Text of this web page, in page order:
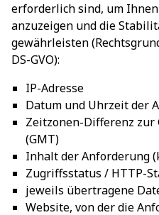
erforderlich sind, um
anzuzeigen und die
gewährleisten
DS-GVO):
IP-Adresse
Datum und Uhrzeit der
Zeitzonen-Differenz zur
(GMT)
Inhalt der Anforderung
Zugriffsstatus / HTTP-
jeweils übertragene
Website, von der die